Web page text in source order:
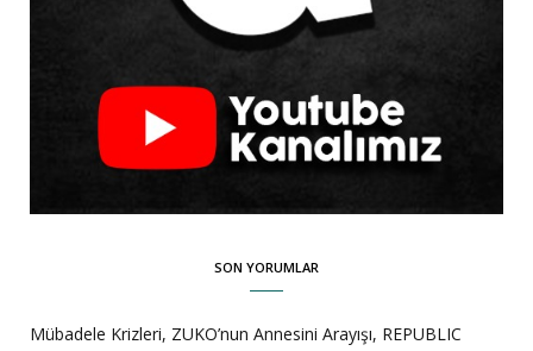
SON YORUMLAR
Mübadele Krizleri, ZUKO’nun Annesini Arayışı, REPUBLIC